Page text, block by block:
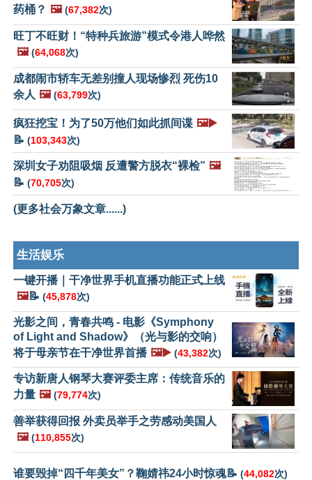
药桶？ 🖼️ (67,382次)
旺丁不旺财！“特种兵旅游”模式令港人哗然
🖼️ (64,068次)
成都闹市轿车无差别撞人现场惨烈 死伤10
余人 🖼️ (63,799次)
疯狂挖宝！为了50万他们如此抓间谍 🖼️▶️
📝 (103,343次)
深圳女子劝阻吸烟 反遭警方脱衣“裸检” 🖼️
📝 (70,705次)
(更多社会万象文章......)
生活娱乐
一键开播｜干净世界手机直播功能正式上线
🖼️📝 (45,878次)
光影之间，青春共鸣 - 电影《Symphony
of Light and Shadow》（光与影的交响）
将于母亲节在干净世界首播 🖼️▶️ (43,382次)
专访新唐人钢琴大赛评委主席：传统音乐的
力量 🖼️ (79,774次)
善举获得回报 外卖员举手之劳感动美国人
🖼️ (110,855次)
谁要毁掉“四千年美女”？鞠婧祎24小时惊魂📝 (44,082次)